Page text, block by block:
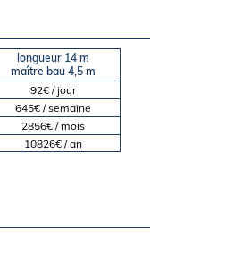
longueur 14 m
maître bau 4,5 m
92€ / jour
645€ / semaine
2856€ / mois
10826€ / an